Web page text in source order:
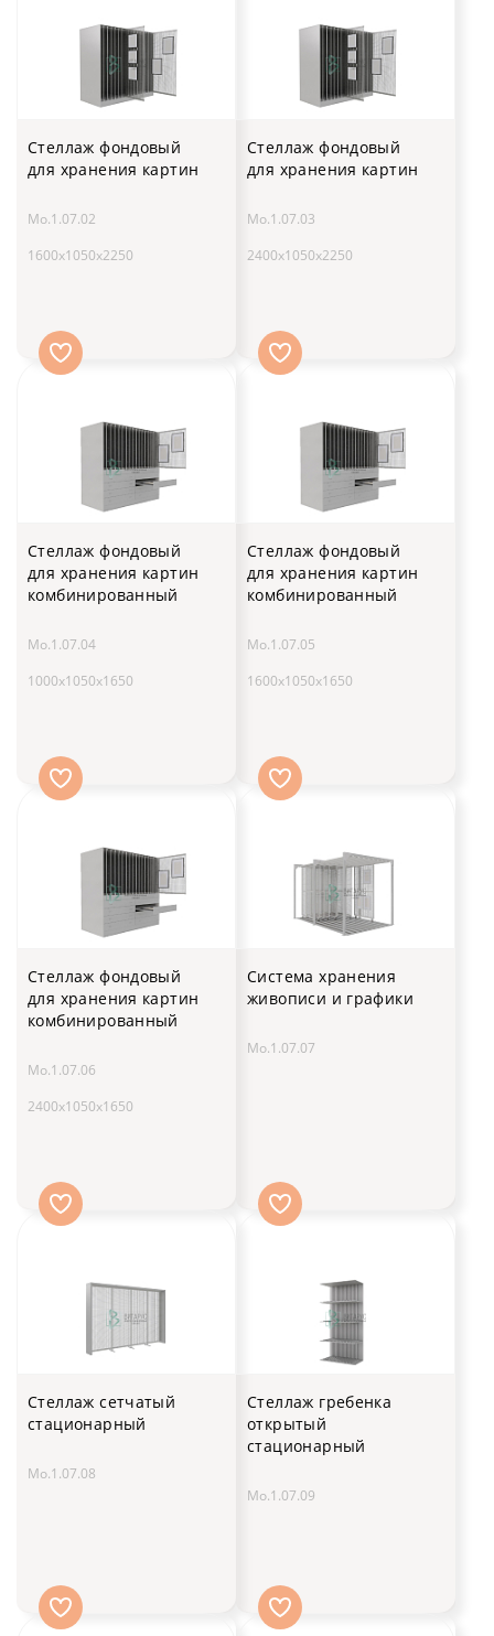
Стеллаж фондовый
для хранения картин
Мо.1.07.02
1600х1050х2250
Стеллаж фондовый
для хранения картин
Мо.1.07.03
2400х1050х2250
Стеллаж фондовый
для хранения картин
комбинированный
Мо.1.07.04
1000х1050х1650
Стеллаж фондовый
для хранения картин
комбинированный
Мо.1.07.05
1600х1050х1650
Стеллаж фондовый
для хранения картин
комбинированный
Мо.1.07.06
2400х1050х1650
Система хранения
живописи и графики
Мо.1.07.07
Стеллаж сетчатый
стационарный
Мо.1.07.08
Стеллаж гребенка
открытый
стационарный
Мо.1.07.09